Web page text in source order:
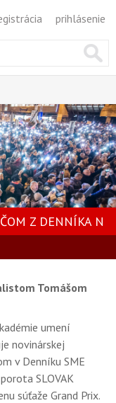
prihlásenie
Z DENNÍKA N
Tomášom
umení
novinárskej
v Denníku SME
SLOVAK
súťaže Grand Prix.